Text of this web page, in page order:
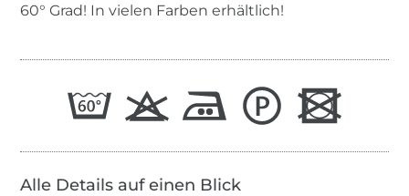
60° Grad! In vielen Farben erhältlich!
Alle Details auf einen Blick